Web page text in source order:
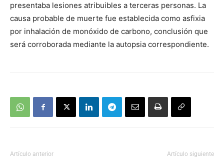
presentaba lesiones atribuibles a terceras personas. La
causa probable de muerte fue establecida como asfixia
por inhalación de monóxido de carbono, conclusión que
será corroborada mediante la autopsia correspondiente.
Artículo anterior Artículo siguiente